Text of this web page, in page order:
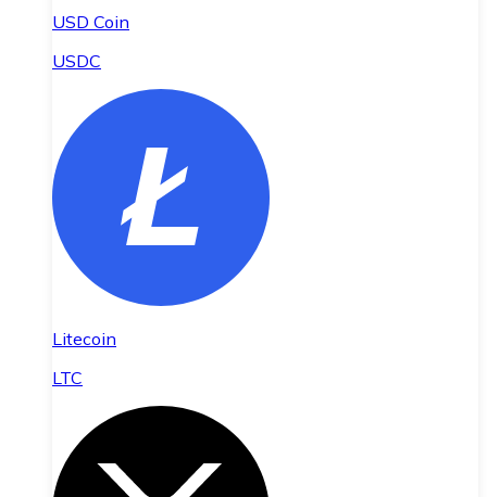
USD Coin
USDC
Litecoin
LTC